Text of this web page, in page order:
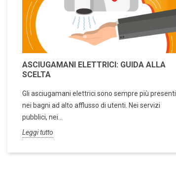
ASCIUGAMANI ELETTRICI: GUIDA ALLA
SCELTA
Gli asciugamani elettrici sono sempre più presenti
nei bagni ad alto afflusso di utenti. Nei servizi
pubblici, nei...
Leggi tutto